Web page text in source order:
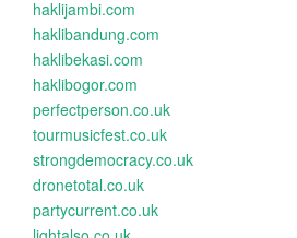
haklijambi.com
haklibandung.com
haklibekasi.com
haklibogor.com
perfectperson.co.uk
tourmusicfest.co.uk
strongdemocracy.co.uk
dronetotal.co.uk
partycurrent.co.uk